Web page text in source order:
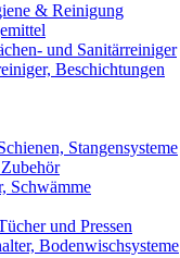
& Reinigung
und Sanitärreiniger
Beschichtungen
Stangensysteme
Schwämme
und Pressen
Bodenwischsysteme